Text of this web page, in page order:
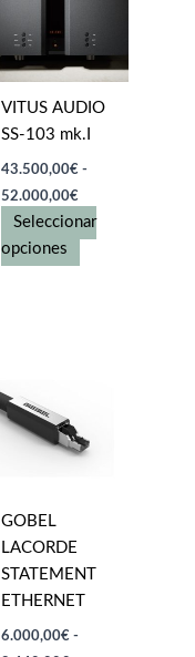
VITUS AUDIO
SS-103 mk.I
43.500,00€ -
52.000,00€
de
precios:
43.500,00€
Seleccionar
opciones
se
pueden
página
de
GOBEL
LACORDE
STATEMENT
ETHERNET
6.000,00€ -